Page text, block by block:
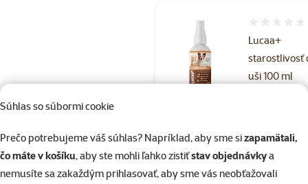
Súhlas so súbormi cookie
Prečo potrebujeme váš súhlas? Napríklad, aby sme sizapamätali,
čo máte v košíku, aby ste mohli ľahko zistiťstav objednávkya
nemusíte sa zakaždým prihlasovať, aby sme vás neobťažovali
Lucaa+
starostlivosť
uši 100 ml
Skladom
Doprava